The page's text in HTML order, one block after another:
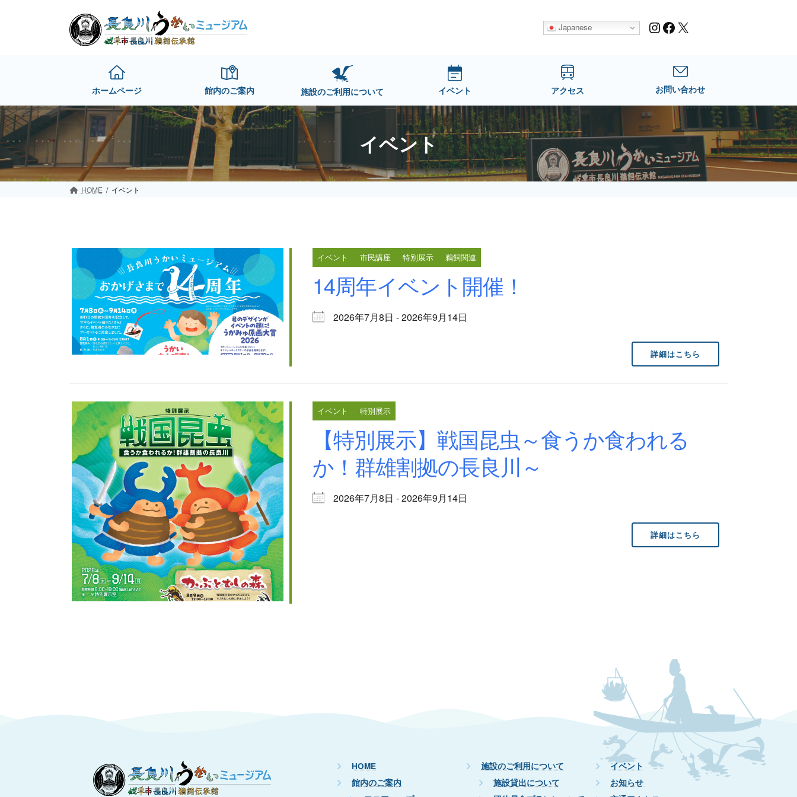
Japanese Instagram
Facebook
X
ホームページ 館内のご案内 施設のご利用について イベント アクセス お問い合わせ
イベント
HOME イベント
イベント 市民講座 特別展示 鵜飼関連
14周年イベント開催！
2026年7月8日 - 2026年9月14日
詳細はこちら
イベント 特別展示
【特別展示】戦国昆虫～食うか食われる
か！群雄割拠の長良川～
2026年7月8日 - 2026年9月14日
詳細はこちら
HOME
館内のご案内
施設のご利用について
施設貸出について
イベント
お知らせ